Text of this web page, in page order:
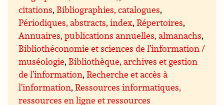
citations, Bibliographies, catalogues,
Périodiques, abstracts, index,Répertoires,
Annuaires, publications annuelles, almanachs,
Bibliothéconomie et sciences de l’information /
muséologie, Bibliothèque, archives et gestion
de l’information,Recherche et accès à
l’information,Ressources informatiques,
ressources en ligne et ressources